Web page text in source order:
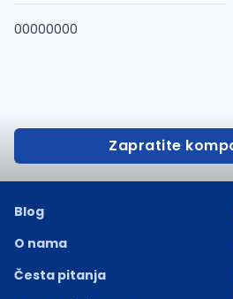
00000000
Zapratite
Blog
O nama
Česta pitanja